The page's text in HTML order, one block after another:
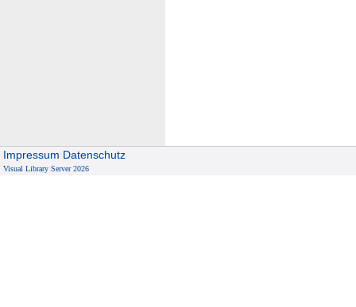
Impressum Datenschutz
Visual Library Server 2026